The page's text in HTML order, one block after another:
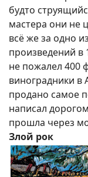
будто
мастера они не
всё же за одно
произведений в
не пожалел 400
виноградники в
продано самое
написал
прошла через
Злой рок